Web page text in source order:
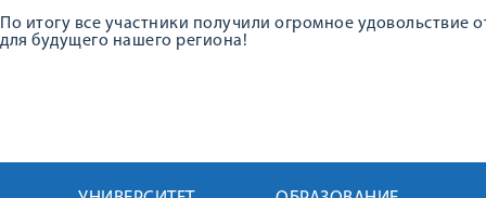
По итогу все участники получили огромное удовольствие
для будущего нашего региона!